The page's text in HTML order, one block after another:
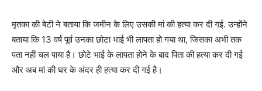
मृतका की बेटी ने बताया कि जमीन के लिए उसकी मां की हत्या कर दी गई. उन्होंने
बताया कि 13 वर्ष पूर्व उनका छोटा भाई भी लापता हो गया था, जिसका अभी तक
पता नहीं चल पाया है। छोटे भाई के लापता होने के बाद पिता की हत्या कर दी गई
और अब मां की घर के अंदर ही हत्या कर दी गई है।